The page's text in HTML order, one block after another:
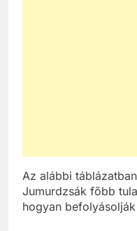
Az alábbi
Jumurdzsák főbb
hogyan